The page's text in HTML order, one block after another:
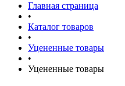
Главная страница
•
Каталог товаров
•
Уцененные товары
•
Уцененные товары